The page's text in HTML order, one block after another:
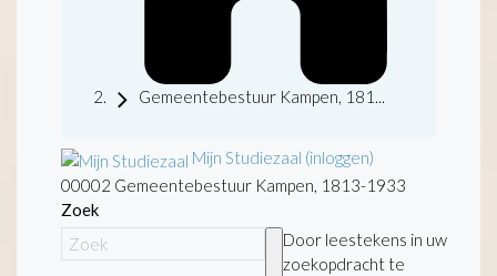
Gemeentebestuur Kampen, 181...
Mijn Studiezaal (inloggen)
00002 Gemeentebestuur Kampen, 1813-1933
Zoek
Door leestekens in uw
zoekopdracht te